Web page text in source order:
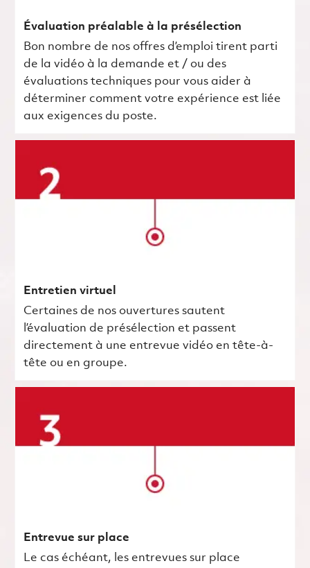
Évaluation préalable à la présélection
Bon nombre de nos offres d’emploi tirent parti
de la vidéo à la demande et / ou des
évaluations techniques pour vous aider à
déterminer comment votre expérience est liée
aux exigences du poste.
Entretien virtuel
Certaines de nos ouvertures sautent
l’évaluation de présélection et passent
directement à une entrevue vidéo en tête-à-
tête ou en groupe.
Entrevue sur place
Le cas échéant, les entrevues sur place